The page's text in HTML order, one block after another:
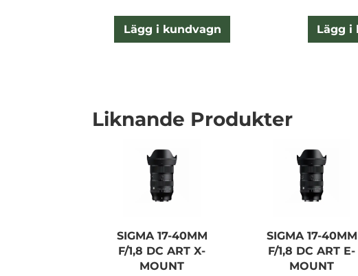
Lägg i kundvagn Lägg i
Liknande Produkter
SIGMA 17-40MM
F/1,8 DC ART X-
MOUNT
SIGMA 17-40MM
F/1,8 DC ART E-
MOUNT